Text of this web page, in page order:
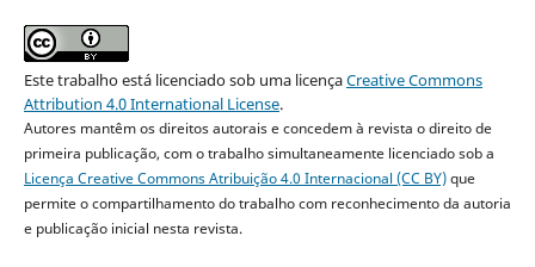
Este trabalho está licenciado sob uma licençaCreative Commons
Attribution 4.0 International License.
Autores mantêm os direitos autorais e concedem à revista o direito de
primeira publicação, com o trabalho simultaneamente licenciado sob a
Licença Creative Commons Atribuição 4.0 Internacional (CC BY)que
permite o compartilhamento do trabalho com reconhecimento da autoria
e publicação inicial nesta revista.